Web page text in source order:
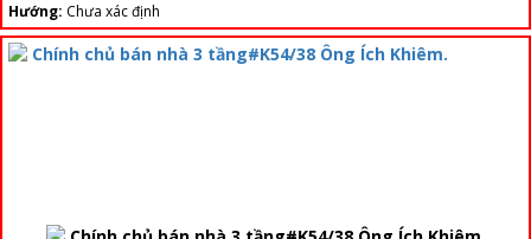
Hướng: Chưa xác định